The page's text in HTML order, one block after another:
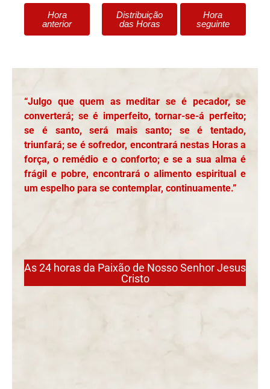
Hora
anterior
Distribuição
das Horas
Hora
seguinte
“Julgo que quem as meditar se é pecador, se
converterá; se é imperfeito, tornar-se-á perfeito;
se é santo, será mais santo; se é tentado,
triunfará; se é sofredor, encontrará nestas Horas a
força, o remédio e o conforto; e se a sua alma é
frágil e pobre, encontrará o alimento espiritual e
um espelho para se contemplar, continuamente.”
As 24 horas da Paixão de Nosso Senhor Jesus
Cristo